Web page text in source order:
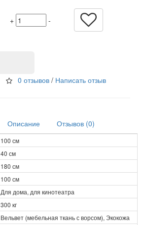
+ -
0 отзывов / Написать отзыв
Описание Отзывов (0)
100 см
40 см
180 см
100 см
Для дома, для кинотеатра
300 кг
Вельвет (мебельная ткань с ворсом), Экокожа